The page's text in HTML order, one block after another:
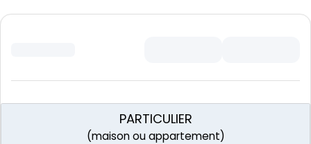
PARTICULIER
(maison ou appartement)